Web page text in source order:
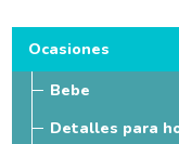
x
4
und.
quantity
Ocasiones
Bebe
Detalles para